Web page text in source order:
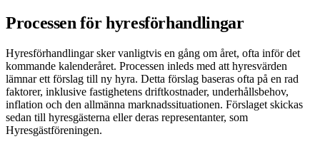
Processen för hyresförhandlingar
Hyresförhandlingar sker vanligtvis en gång om året, ofta inför det
kommande kalenderåret. Processen inleds med att hyresvärden
lämnar ett förslag till ny hyra. Detta förslag baseras ofta på en rad
faktorer, inklusive fastighetens driftkostnader, underhållsbehov,
inflation och den allmänna marknadssituationen. Förslaget skickas
sedan till hyresgästerna eller deras representanter, som
Hyresgästföreningen.